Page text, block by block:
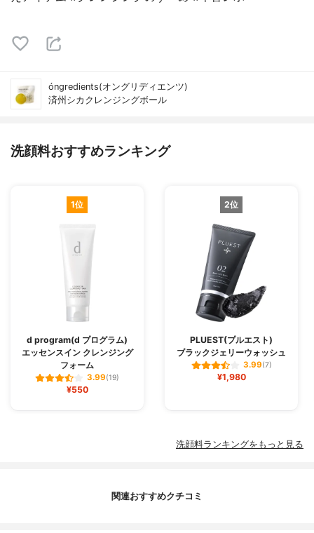
óngredients(オングリディエンツ)
済州シカクレンジングボール
洗顔料おすすめランキング
1位
d program(d プログラム)
エッセンスイン クレンジング
フォーム
3.99(19)
¥550
2位
PLUEST(プルエスト)
ブラックジェリーウォッシュ
3.99(7)
¥1,980
洗顔料ランキングをもっと見る
関連おすすめクチコミ